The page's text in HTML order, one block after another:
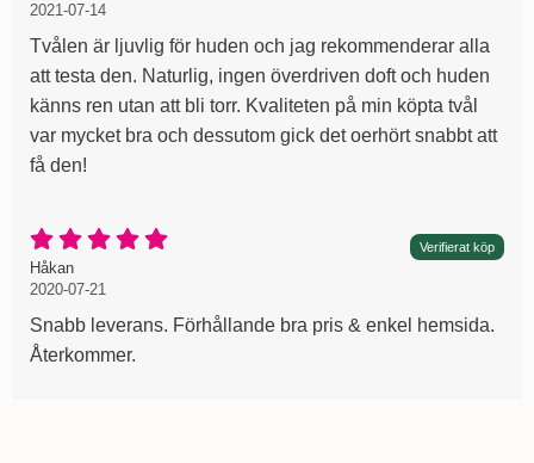
2021-07-14
Tvålen är ljuvlig för huden och jag rekommenderar alla
att testa den. Naturlig, ingen överdriven doft och huden
känns ren utan att bli torr. Kvaliteten på min köpta tvål
var mycket bra och dessutom gick det oerhört snabbt att
få den!
Betyg: 5 Stjärnor av 5 Verifierat köp
Recension av:
Håkan, 2020-07-21
, 2020-07-21
2020-07-21
Snabb leverans. Förhållande bra pris & enkel hemsida.
Återkommer.